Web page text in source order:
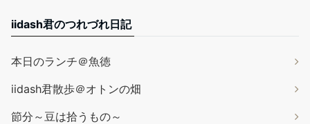
iidash君のつれづれ日記
本日のランチ＠魚徳
iidash君散歩＠オトンの畑
節分～豆は拾うもの～